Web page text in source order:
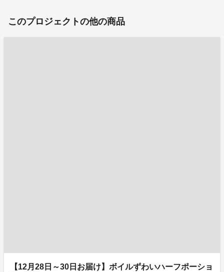
このプロジェクトの他の商品
【12月28日～30日お届け】ボイルずわいハーフポーショ